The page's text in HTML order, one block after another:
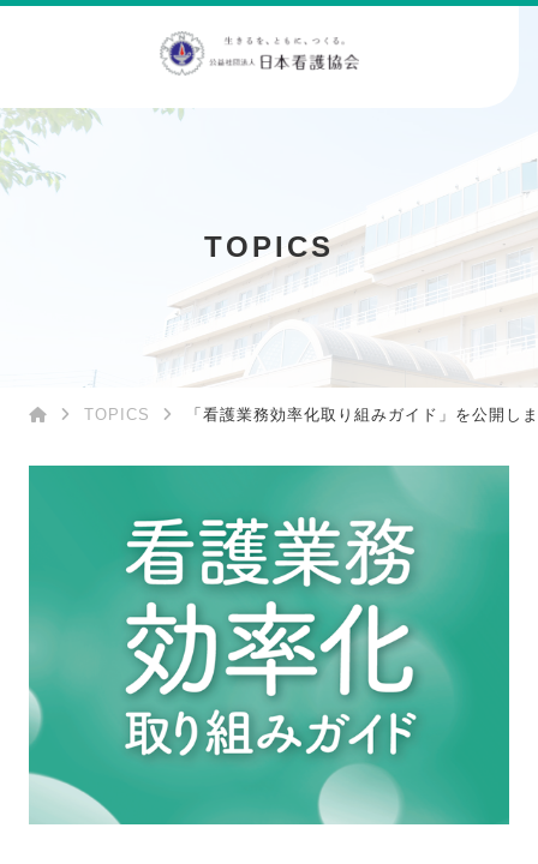
TOPICS
TOPICS 「看護業務効率化取り組みガイド」を公開し